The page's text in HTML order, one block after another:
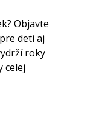
Objavte
deti aj
roky
celej